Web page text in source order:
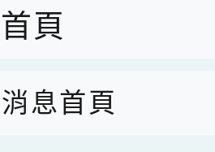
頁
息首頁